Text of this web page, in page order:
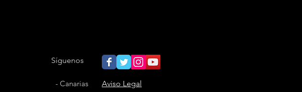
Síguenos
- Canarias Aviso Legal